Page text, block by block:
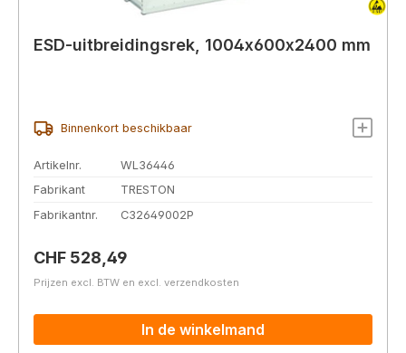
ESD-uitbreidingsrek, 1004x600x2400 mm
Binnenkort beschikbaar
Artikelnr.
WL36446
Fabrikant
TRESTON
Fabrikantnr.
C32649002P
Normale prijs:
CHF 528,49
Prijzen excl. BTW en excl. verzendkosten
In de winkelmand